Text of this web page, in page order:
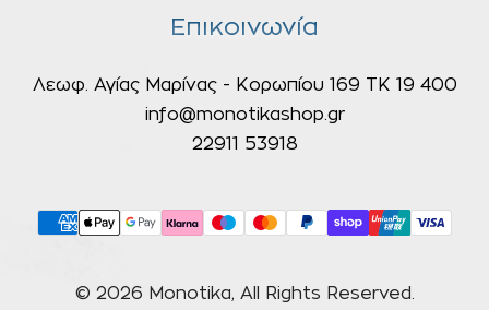
Επικοινωνία
Λεωφ. Αγίας Μαρίνας - Κορωπίου 169 ΤΚ 19 400
info@monotikashop.gr
22911 53918
© 2026 Monotika, All Rights Reserved.